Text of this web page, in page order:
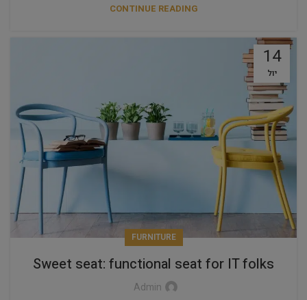
CONTINUE READING
14
יול
FURNITURE
Sweet seat: functional seat for IT folks
Admin